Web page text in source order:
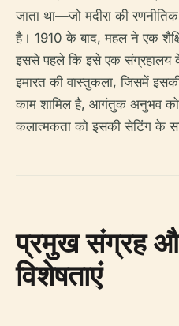
जाता था—जो मदीरा की
है। 1910 के बाद, महल ने एक
इससे पहले कि इसे एक संग्रहालय
इमारत की वास्तुकला, जिसमें
काम शामिल है, आगंतुक अनुभव को
कलात्मकता को इसकी सेटिंग के
प्रमुख संग्रह
विशेषताएं